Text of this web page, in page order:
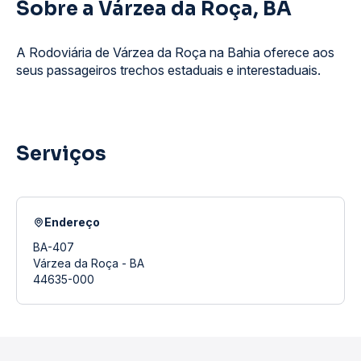
Sobre a Várzea da Roça, BA
A Rodoviária de Várzea da Roça na Bahia oferece aos
seus passageiros trechos estaduais e interestaduais.
Serviços
Endereço
BA-407
Várzea da Roça - BA
44635-000